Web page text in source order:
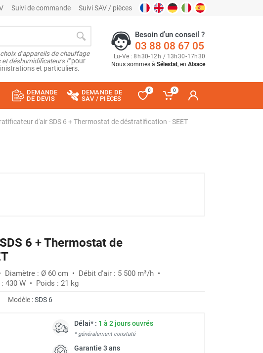
Suivi de commande Suivi SAV / pièces
d'appareils de chauffage
déshumidificateurs !"pour
et particuliers.
Besoin d'un conseil ?
03 88 08 67 05
Lu-Ve : 8h30-12h / 13h30-17h30
Nous sommes à Sélestat, en Alsace
DEMANDE
DE DEVIS
DEMANDE DE
SAV / PIÈCES
0 0
d'air SDS 6 + Thermostat de déstratification - SEET
6 + Thermostat de
: Ø 60 cm • Débit d'air : 5 500 m³/h •
430 W • Poids : 21 kg
Modèle :SDS 6
Délai* : 1 à 2 jours ouvrés
* généralement constaté
Garantie 3 ans